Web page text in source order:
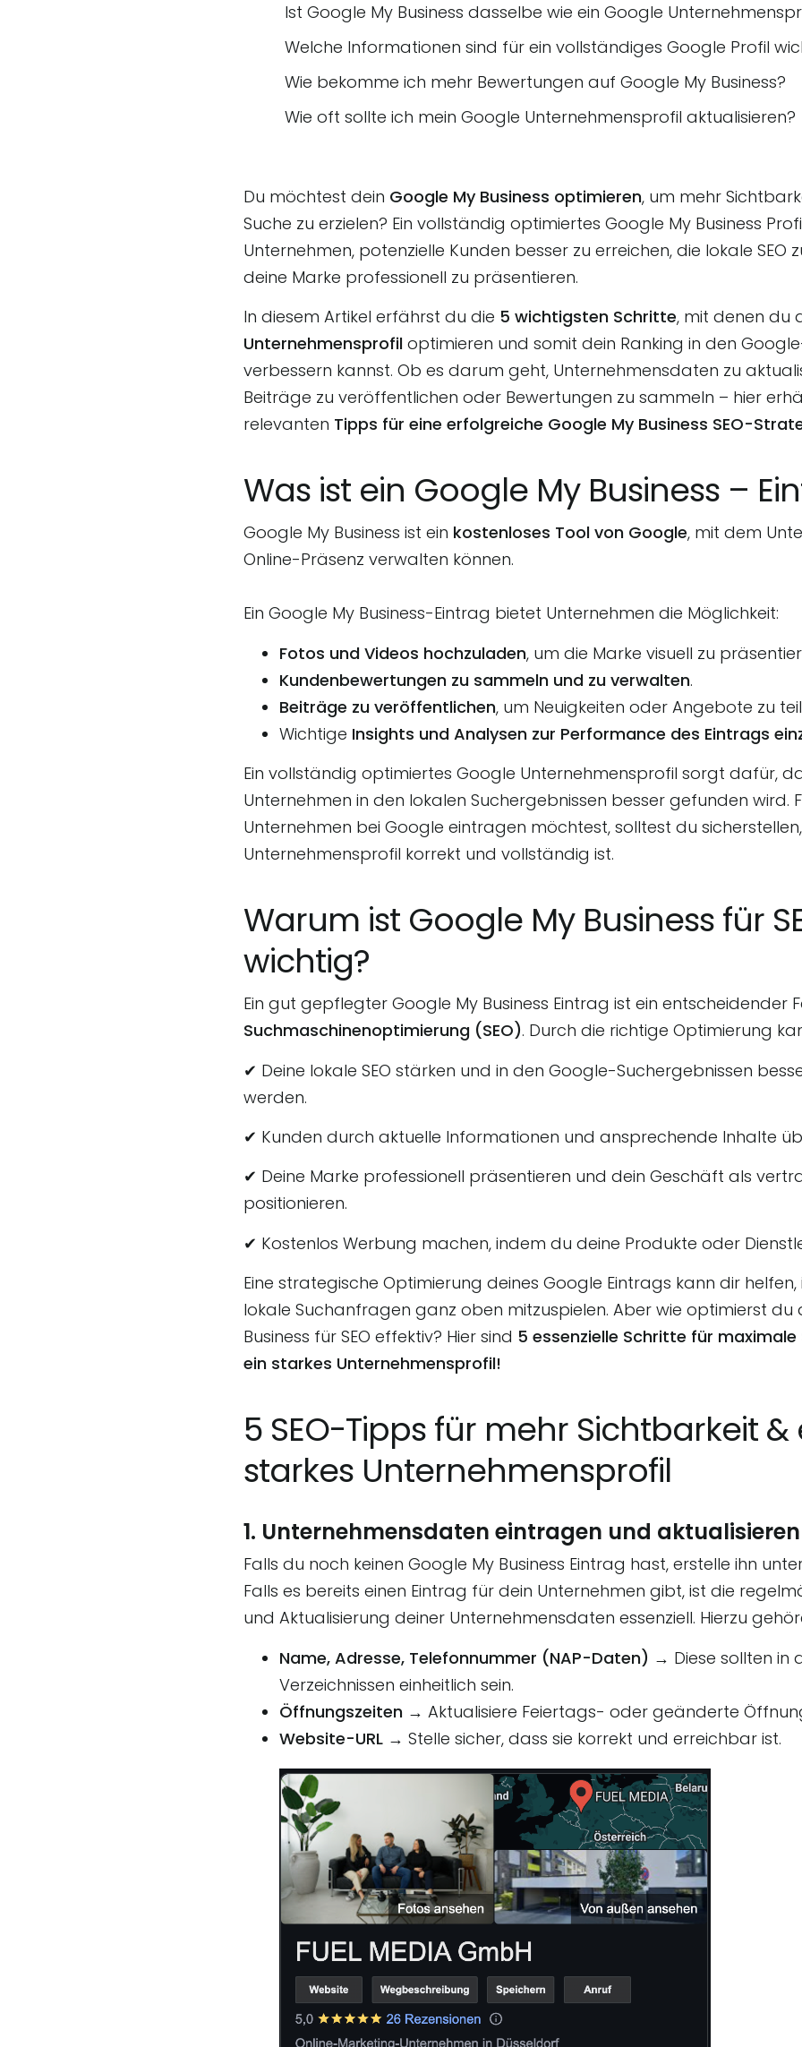
Ist Google My Business dasselbe wie ein Google
Welche Informationen sind für ein vollständiges Google Profil
Wie bekomme ich mehr Bewertungen auf Google My Business?
Wie oft sollte ich mein Google Unternehmensprofil aktualisieren?
Du möchtest dein Google My Business optimieren, um mehr
Suche zu erzielen? Ein vollständig optimiertes Google My Business
Unternehmen, potenzielle Kunden besser zu erreichen, die lokale SEO
deine Marke professionell zu präsentieren.
In diesem Artikel erfährst du die 5 wichtigsten Schritte, mit denen du
Unternehmensprofil optimieren und somit dein Ranking in den
verbessern kannst. Ob es darum geht, Unternehmensdaten zu
Beiträge zu veröffentlichen oder Bewertungen zu sammeln – hier
relevanten Tipps für eine erfolgreiche Google My Business SEO-
Was ist ein Google My Business –
Google My Business ist ein kostenloses Tool von Google, mit dem
Online-Präsenz verwalten können.
Ein Google My Business-Eintrag bietet Unternehmen die Möglichkeit:
Fotos und Videos hochzuladen, um die Marke visuell zu
Kundenbewertungen zu sammeln und zu verwalten.
Beiträge zu veröffentlichen, um Neuigkeiten oder Angebote zu
Wichtige Insights und Analysen zur Performance des Eintrags
Ein vollständig optimiertes Google Unternehmensprofil sorgt dafür,
Unternehmen in den lokalen Suchergebnissen besser gefunden wird.
Unternehmen bei Google eintragen möchtest, solltest du
Unternehmensprofil korrekt und vollständig ist.
Warum ist Google My Business für
wichtig?
Ein gut gepflegter Google My Business Eintrag ist ein entscheidender
Suchmaschinenoptimierung (SEO). Durch die richtige Optimierung
✔ Deine lokale SEO stärken und in den Google-Suchergebnissen
werden.
✔ Kunden durch aktuelle Informationen und ansprechende Inhalte
✔ Deine Marke professionell präsentieren und dein Geschäft als
positionieren.
✔ Kostenlos Werbung machen, indem du deine Produkte oder
Eine strategische Optimierung deines Google Eintrags kann dir
lokale Suchanfragen ganz oben mitzuspielen. Aber wie optimierst du
Business für SEO effektiv? Hier sind 5 essenzielle Schritte für
ein starkes Unternehmensprofil!
5 SEO-Tipps für mehr Sichtbarkeit &
starkes Unternehmensprofil
1. Unternehmensdaten eintragen und aktualisieren
Falls du noch keinen Google My Business Eintrag hast, erstelle ihn
Falls es bereits einen Eintrag für dein Unternehmen gibt, ist die
und Aktualisierung deiner Unternehmensdaten essenziell. Hierzu
Name, Adresse, Telefonnummer (NAP-Daten) → Diese sollten in
Verzeichnissen einheitlich sein.
Öffnungszeiten → Aktualisiere Feiertags- oder geänderte
Website-URL → Stelle sicher, dass sie korrekt und erreichbar ist.